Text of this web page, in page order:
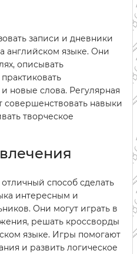
записи и дневники
английском языке. Они
описывать
новые слова. Регулярная
совершенствовать навыки
творческое
способ сделать
интересным и
Они могут играть в
решать кроссворды
языке. Игры помогают
и развить логическое